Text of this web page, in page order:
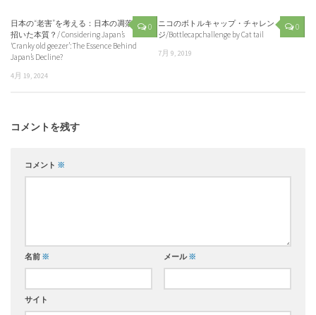
0
日本の“老害”を考える：日本の凋落を
招いた本質？/ Considering Japan’s
‘Cranky old geezer’: The Essence Behind
Japan’s Decline?
4月 19, 2024
0
ニコのボトルキャップ・チャレン
ジ/Bottlecapchallenge by Cat tail
7月 9, 2019
コメントを残す
コメント ※
名前 ※ メール※
サイト